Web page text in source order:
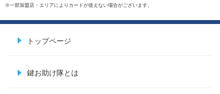
※一部加盟店・エリアによりカードが使えない場合がございます。
トップページ
鍵お助け隊とは